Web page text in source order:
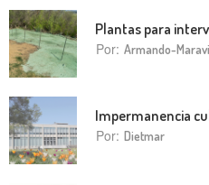
Plantas para
Por: Armando-
Impermanencia
Por: Dietmar